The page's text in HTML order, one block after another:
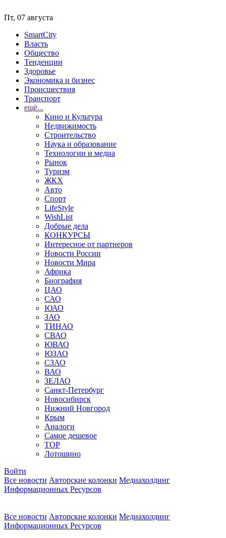
Пт, 07 августа
SmartCity
Власть
Общество
Тенденции
Здоровье
Экономика и бизнес
Происшествия
Транспорт
ещё...
Кино и Культура
Недвижимость
Строительство
Наука и образование
Технологии и медиа
Рынок
Туризм
ЖКХ
Авто
Спорт
LifeStyle
WishList
Добрые дела
КОНКУРСЫ
Интересное от партнеров
Новости России
Новости Мира
Африка
Биография
ЦАО
САО
ЮАО
ЗАО
ТИНАО
СВАО
ЮВАО
ЮЗАО
СЗАО
ВАО
ЗЕЛАО
Санкт-Петербург
Новосибирск
Нижний Новгород
Крым
Аналоги
Самое дешевое
TOP
Лотошино
Войти
Все новости Авторские колонки Медиахолдинг
Информационных Ресурсов
Все новости Авторские колонки Медиахолдинг
Информационных Ресурсов